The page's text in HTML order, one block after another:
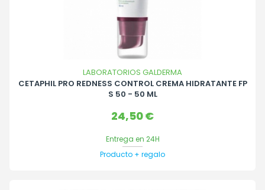
LABORATORIOS GALDERMA
CETAPHIL PRO REDNESS CONTROL CREMA HIDRATANTE FP
S 50 - 50 ML
Precio
24,50 €
Entrega en 24H
Producto + regalo